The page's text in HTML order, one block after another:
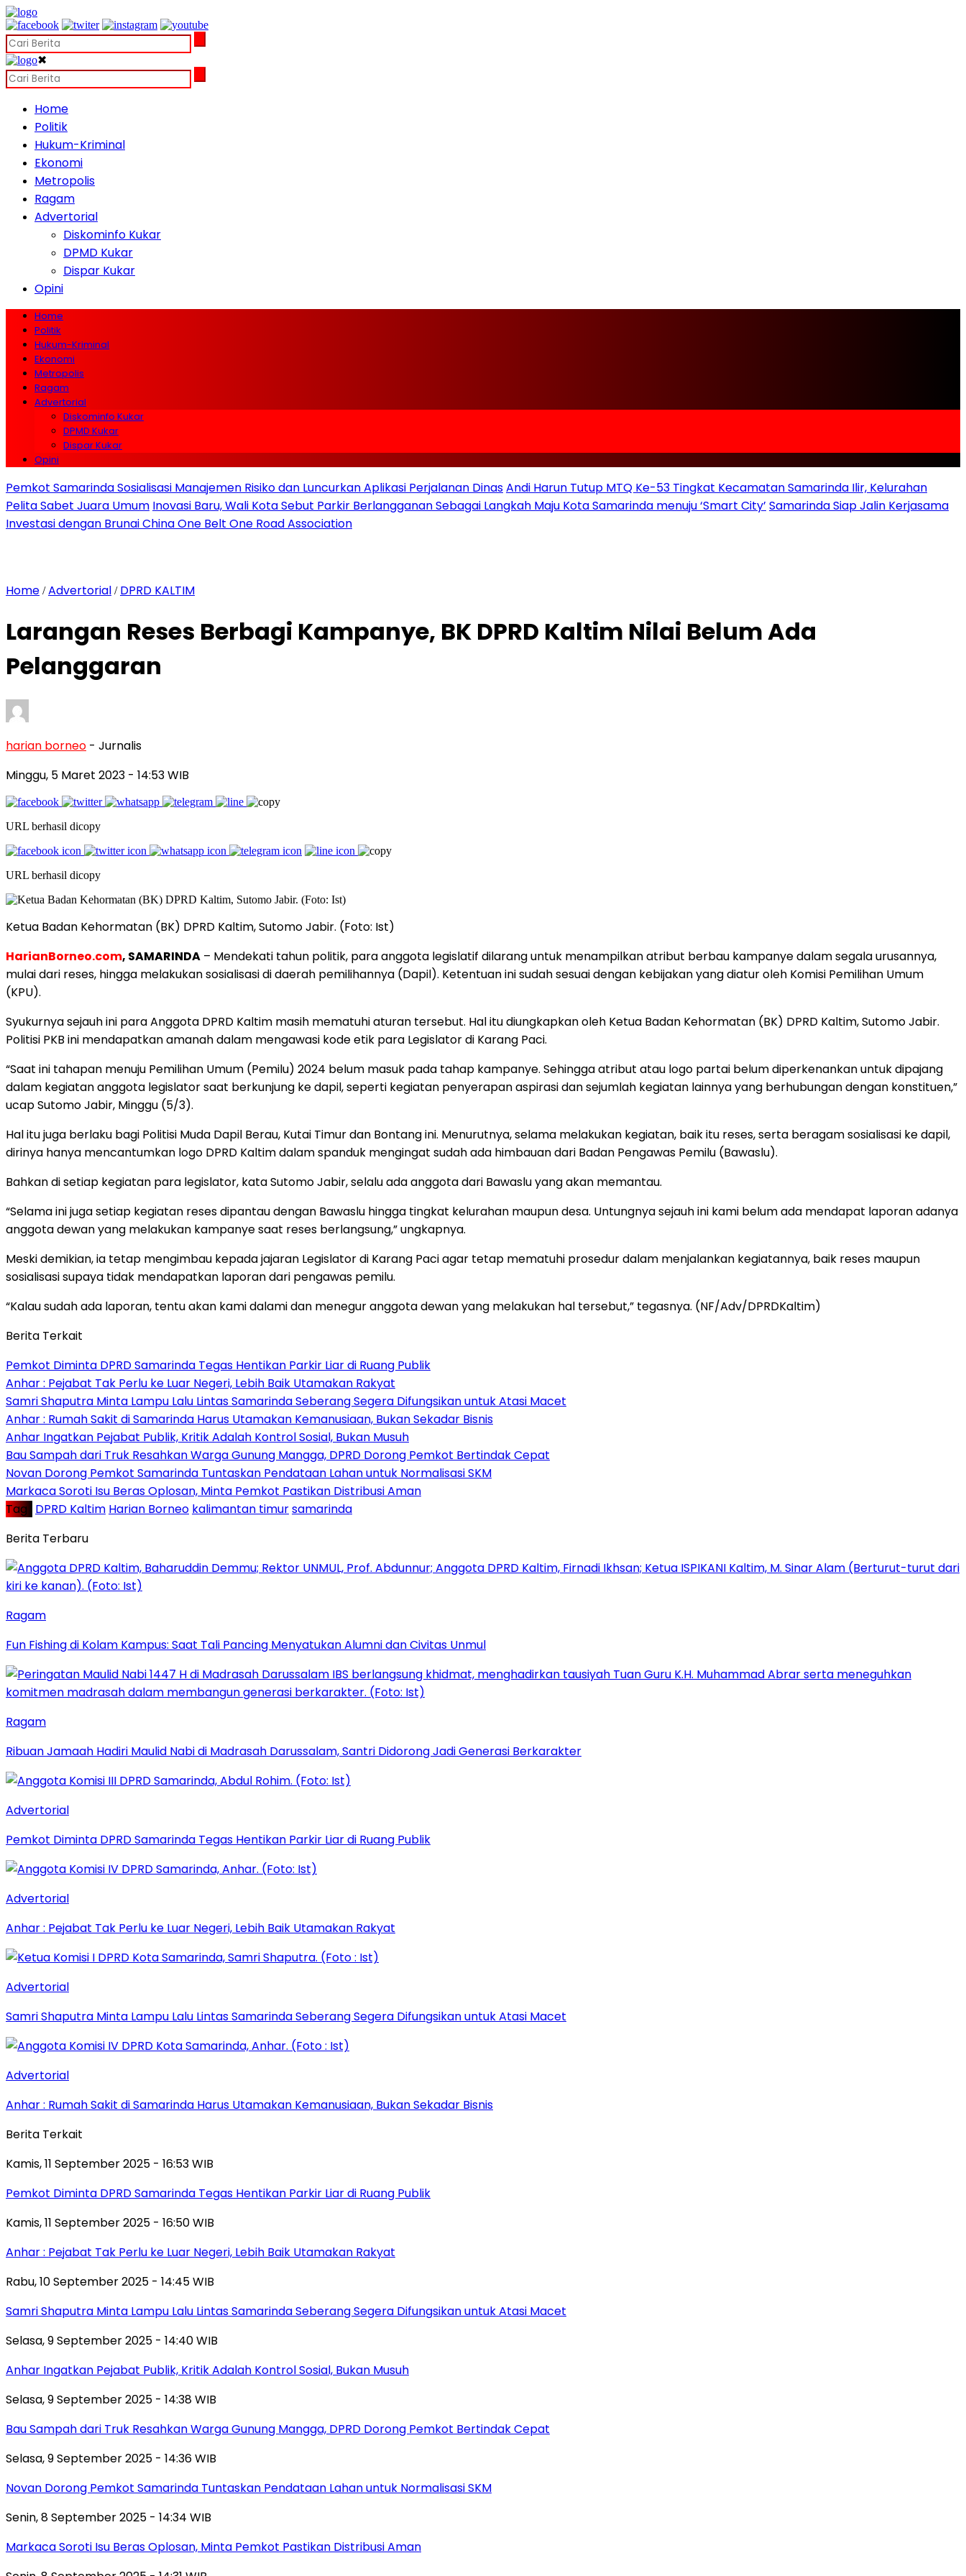
✖
Home
Politik
Hukum-Kriminal
Ekonomi
Metropolis
Ragam
Advertorial
Diskominfo Kukar
DPMD Kukar
Dispar Kukar
Opini
Home
Politik
Hukum-Kriminal
Ekonomi
Metropolis
Ragam
Advertorial
Diskominfo Kukar
DPMD Kukar
Dispar Kukar
Opini
Pemkot Samarinda Sosialisasi Manajemen Risiko dan Luncurkan Aplikasi Perjalanan DinasAndi Harun Tutup MTQ Ke-53 Tingkat Kecamatan Samarinda Ilir, Kelurahan
Pelita Sabet Juara Umum Inovasi Baru, Wali Kota Sebut Parkir Berlangganan Sebagai Langkah Maju Kota Samarinda menuju ‘Smart City’ Samarinda Siap Jalin Kerjasama
Investasi dengan Brunai China One Belt One Road Association
Home /Advertorial / DPRD KALTIM
Larangan Reses Berbagi Kampanye, BK DPRD Kaltim Nilai Belum Ada
Pelanggaran
harian borneo - Jurnalis
Minggu, 5 Maret 2023 - 14:53 WIB
URL berhasil dicopy
URL berhasil dicopy
Ketua Badan Kehormatan (BK) DPRD Kaltim, Sutomo Jabir. (Foto: Ist)
HarianBorneo.com, SAMARINDA – Mendekati tahun politik, para anggota legislatif dilarang untuk menampilkan atribut berbau kampanye dalam segala urusannya,
mulai dari reses, hingga melakukan sosialisasi di daerah pemilihannya (Dapil). Ketentuan ini sudah sesuai dengan kebijakan yang diatur oleh Komisi Pemilihan Umum
(KPU).
Syukurnya sejauh ini para Anggota DPRD Kaltim masih mematuhi aturan tersebut. Hal itu diungkapkan oleh Ketua Badan Kehormatan (BK) DPRD Kaltim, Sutomo Jabir.
Politisi PKB ini mendapatkan amanah dalam mengawasi kode etik para Legislator di Karang Paci.
“Saat ini tahapan menuju Pemilihan Umum (Pemilu) 2024 belum masuk pada tahap kampanye. Sehingga atribut atau logo partai belum diperkenankan untuk dipajang
dalam kegiatan anggota legislator saat berkunjung ke dapil, seperti kegiatan penyerapan aspirasi dan sejumlah kegiatan lainnya yang berhubungan dengan konstituen,”
ucap Sutomo Jabir, Minggu (5/3).
Hal itu juga berlaku bagi Politisi Muda Dapil Berau, Kutai Timur dan Bontang ini. Menurutnya, selama melakukan kegiatan, baik itu reses, serta beragam sosialisasi ke dapil,
dirinya hanya mencantumkan logo DPRD Kaltim dalam spanduk mengingat sudah ada himbauan dari Badan Pengawas Pemilu (Bawaslu).
Bahkan di setiap kegiatan para legislator, kata Sutomo Jabir, selalu ada anggota dari Bawaslu yang akan memantau.
“Selama ini juga setiap kegiatan reses dipantau dengan Bawaslu hingga tingkat kelurahan maupun desa. Untungnya sejauh ini kami belum ada mendapat laporan adanya
anggota dewan yang melakukan kampanye saat reses berlangsung,” ungkapnya.
Meski demikian, ia tetap mengimbau kepada jajaran Legislator di Karang Paci agar tetap mematuhi prosedur dalam menjalankan kegiatannya, baik reses maupun
sosialisasi supaya tidak mendapatkan laporan dari pengawas pemilu.
“Kalau sudah ada laporan, tentu akan kami dalami dan menegur anggota dewan yang melakukan hal tersebut,” tegasnya. (NF/Adv/DPRDKaltim)
Berita Terkait
Pemkot Diminta DPRD Samarinda Tegas Hentikan Parkir Liar di Ruang Publik
Anhar : Pejabat Tak Perlu ke Luar Negeri, Lebih Baik Utamakan Rakyat
Samri Shaputra Minta Lampu Lalu Lintas Samarinda Seberang Segera Difungsikan untuk Atasi Macet
Anhar : Rumah Sakit di Samarinda Harus Utamakan Kemanusiaan, Bukan Sekadar Bisnis
Anhar Ingatkan Pejabat Publik, Kritik Adalah Kontrol Sosial, Bukan Musuh
Bau Sampah dari Truk Resahkan Warga Gunung Mangga, DPRD Dorong Pemkot Bertindak Cepat
Novan Dorong Pemkot Samarinda Tuntaskan Pendataan Lahan untuk Normalisasi SKM
Markaca Soroti Isu Beras Oplosan, Minta Pemkot Pastikan Distribusi Aman
Tag : DPRD Kaltim Harian Borneo kalimantan timursamarinda
Berita Terbaru
Ragam
Fun Fishing di Kolam Kampus: Saat Tali Pancing Menyatukan Alumni dan Civitas Unmul
Ragam
Ribuan Jamaah Hadiri Maulid Nabi di Madrasah Darussalam, Santri Didorong Jadi Generasi Berkarakter
Advertorial
Pemkot Diminta DPRD Samarinda Tegas Hentikan Parkir Liar di Ruang Publik
Advertorial
Anhar : Pejabat Tak Perlu ke Luar Negeri, Lebih Baik Utamakan Rakyat
Advertorial
Samri Shaputra Minta Lampu Lalu Lintas Samarinda Seberang Segera Difungsikan untuk Atasi Macet
Advertorial
Anhar : Rumah Sakit di Samarinda Harus Utamakan Kemanusiaan, Bukan Sekadar Bisnis
Berita Terkait
Kamis, 11 September 2025 - 16:53 WIB
Pemkot Diminta DPRD Samarinda Tegas Hentikan Parkir Liar di Ruang Publik
Kamis, 11 September 2025 - 16:50 WIB
Anhar : Pejabat Tak Perlu ke Luar Negeri, Lebih Baik Utamakan Rakyat
Rabu, 10 September 2025 - 14:45 WIB
Samri Shaputra Minta Lampu Lalu Lintas Samarinda Seberang Segera Difungsikan untuk Atasi Macet
Selasa, 9 September 2025 - 14:40 WIB
Anhar Ingatkan Pejabat Publik, Kritik Adalah Kontrol Sosial, Bukan Musuh
Selasa, 9 September 2025 - 14:38 WIB
Bau Sampah dari Truk Resahkan Warga Gunung Mangga, DPRD Dorong Pemkot Bertindak Cepat
Selasa, 9 September 2025 - 14:36 WIB
Novan Dorong Pemkot Samarinda Tuntaskan Pendataan Lahan untuk Normalisasi SKM
Senin, 8 September 2025 - 14:34 WIB
Markaca Soroti Isu Beras Oplosan, Minta Pemkot Pastikan Distribusi Aman